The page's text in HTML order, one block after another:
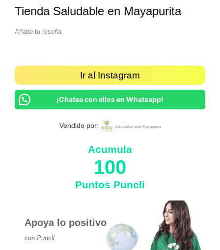
Tienda Saludable en Mayapurita
Añade tu reseña
Ir al Instagram
¡Chatea con ellos en Whatsapp!
Vendido por: Saludablemente Mayapurita
Acumula
100
Puntos Puncli
Apoya lo positivo
con Puncli